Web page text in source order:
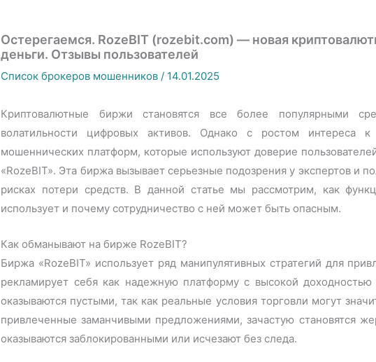
Остерегаемся. RozeBIT (rozebit.com) — новая
деньги. Отзывы пользователей
Список брокеров мошенников / 14.01.2025
Криптовалютные биржи становятся все более популярными
волатильности цифровых активов. Однако с ростом интереса к
мошеннических платформ, которые используют доверие
«RozeBIT». Эта биржа вызывает серьезные подозрения у экспертов и
рисках потери средств. В данной статье мы рассмотрим, как
использует и почему сотрудничество с ней может быть опасным.
Как обманывают на бирже RozeBIT?
Биржа «RozeBIT» использует ряд манипулятивных стратегий для
рекламирует себя как надежную платформу с высокой
оказываются пустыми, так как реальные условия торговли могут
привлеченные заманчивыми предложениями, зачастую становятся
оказываются заблокированными или исчезают без следа.